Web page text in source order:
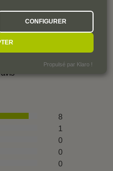
avis
8
1
0
0
0
CONFIGURER
Propulsé par Klaro !